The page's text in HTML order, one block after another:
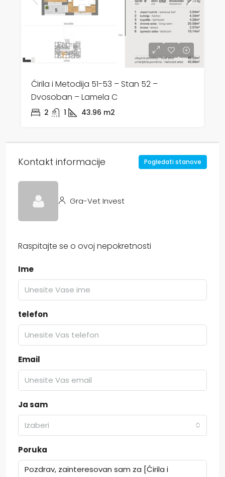
Ćirila i Metodija 51-53 – Stan 52 –
Dvosoban – Lamela C
2 1 43.96 m2
Kontakt informacije Pogledati stanove
Gra-Vet Invest
Raspitajte se o ovoj nepokretnosti
Ime
telefon
Email
Ja sam
Izaberi
Poruka